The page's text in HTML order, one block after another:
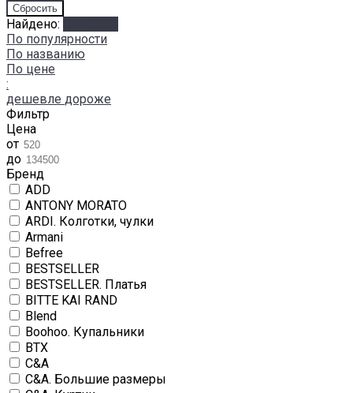
Найдено:
По популярности
По названию
По цене
:
дешевле дороже
Фильтр
Цена
от
до
Бренд
ADD
ANTONY MORATO
ARDI. Колготки, чулки
Armani
Befree
BESTSELLER
BESTSELLER. Платья
BITTE KAI RAND
Blend
Boohoo. Купальники
BTX
C&A
C&A. Большие размеры